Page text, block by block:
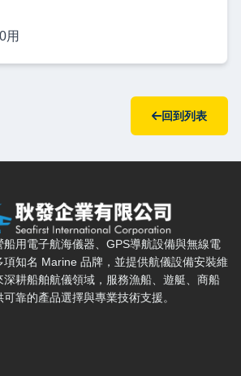
用
回到列表
網站概要、主導覽與聯絡方式
船用電子航海儀器、GPS導航設備與無線電
知名 Marine 品牌，並提供航儀設備安裝維
耕船舶航儀領域，服務漁船、遊艇、商船
靠的產品選擇與專業技術支援。